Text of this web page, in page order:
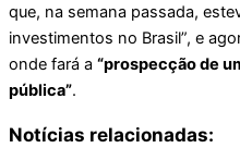
que, na semana passada,
investimentos no Brasil”, e
onde fará a “prospecção de
pública”.
Notícias relacionadas: